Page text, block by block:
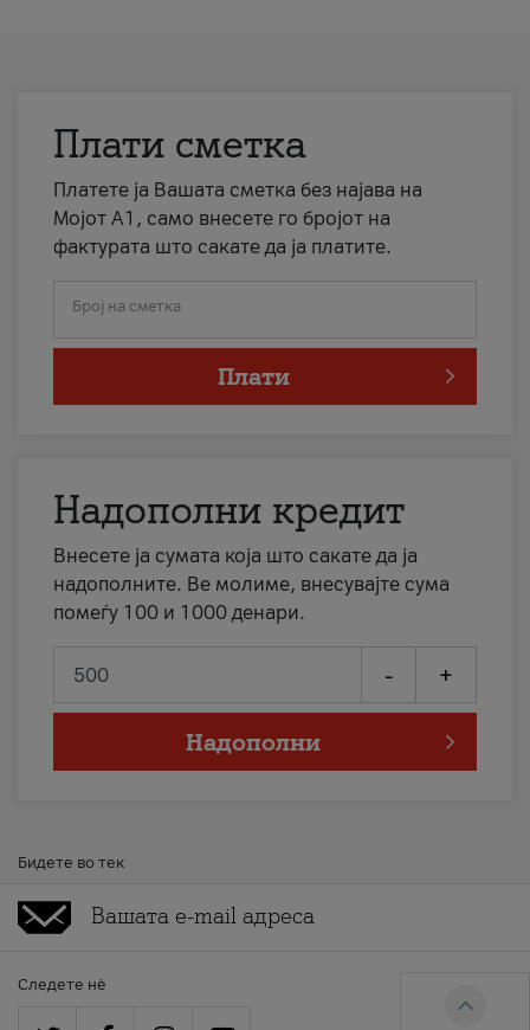
Плати сметка
Платете ја Вашата сметка без најава на
Мојот А1, само внесете го бројот на
фактурата што сакате да ја платите.
Број на сметка
Плати
Надополни кредит
Внесете ја сумата која што сакате да ја
надополните. Ве молиме, внесувајте сума
помеѓу 100 и 1000 денари.
- +
Надополни
Бидете во тек
Следете нè